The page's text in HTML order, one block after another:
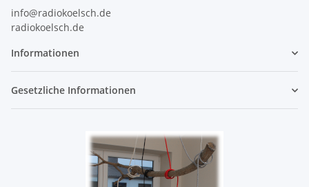
info@radiokoelsch.de
radiokoelsch.de
Informationen
Gesetzliche Informationen